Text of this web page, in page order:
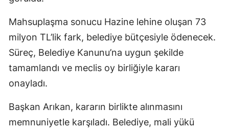
Mahsuplaşma sonucu Hazine lehine oluşan 73
milyon TL’lik fark, belediye bütçesiyle ödenecek.
Süreç, Belediye Kanunu’na uygun şekilde
tamamlandı ve meclis oy birliğiyle kararı
onayladı.
Başkan Arıkan, kararın birlikte alınmasını
memnuniyetle karşıladı. Belediye, mali yükü